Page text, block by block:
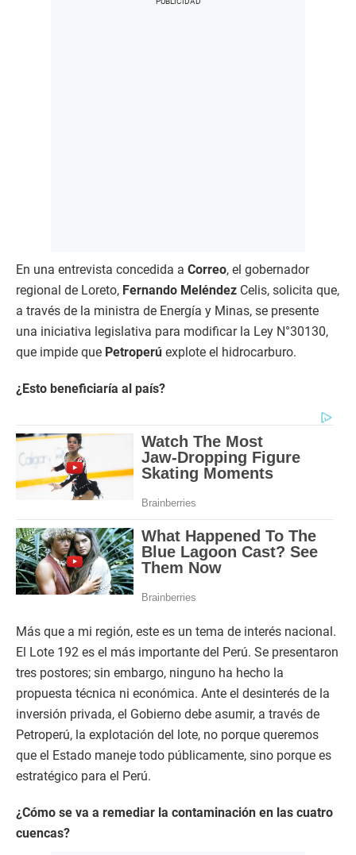
En una entrevista concedida a Correo, el gobernador
regional de Loreto, Fernando Meléndez Celis, solicita que,
a través de la ministra de Energía y Minas, se presente
una iniciativa legislativa para modificar la Ley N°30130,
que impide que Petroperú explote el hidrocarburo.
¿Esto beneficiaría al país?
Más que a mi región, este es un tema de interés nacional.
El Lote 192 es el más importante del Perú. Se presentaron
tres postores; sin embargo, ninguno ha hecho la
propuesta técnica ni económica. Ante el desinterés de la
inversión privada, el Gobierno debe asumir, a través de
Petroperú, la explotación del lote, no porque queremos
que el Estado maneje todo públicamente, sino porque es
estratégico para el Perú.
¿Cómo se va a remediar la contaminación en las cuatro
cuencas?